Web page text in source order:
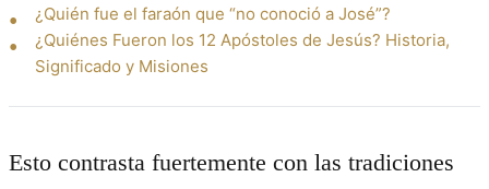
¿Quién fue el faraón que “no conoció a José”?
¿Quiénes Fueron los 12 Apóstoles de Jesús? Historia,
Significado y Misiones
Esto contrasta fuertemente con las tradiciones